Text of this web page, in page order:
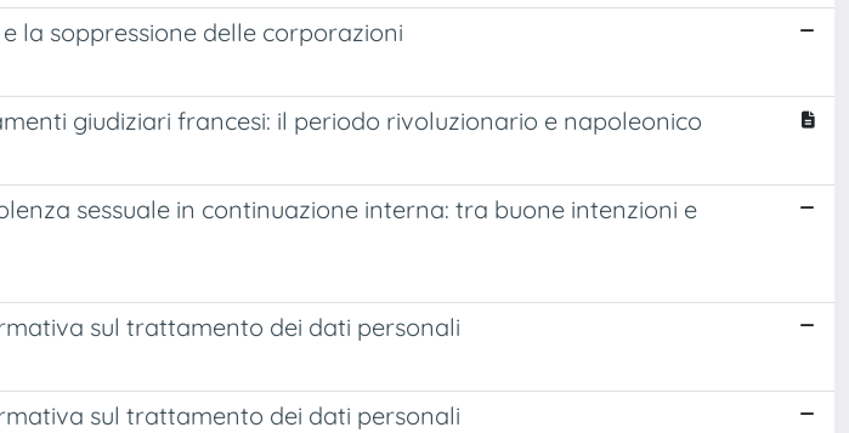
la soppressione delle corporazioni
giudiziari francesi: il periodo rivoluzionario e napoleonico
sessuale in continuazione interna: tra buone intenzioni e
sul trattamento dei dati personali
sul trattamento dei dati personali